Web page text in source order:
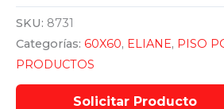
SKU: 8731
Categorías: 60X60, ELIANE, PISO
PRODUCTOS